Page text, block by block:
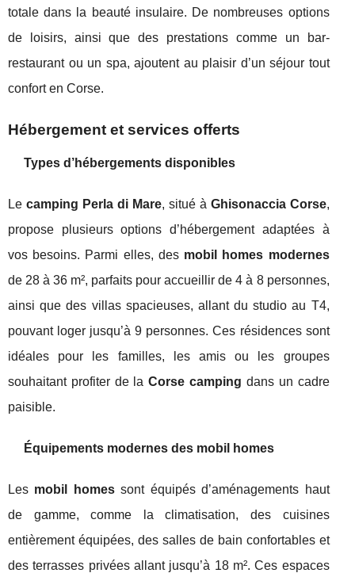
totale dans la beauté insulaire. De nombreuses options
de loisirs, ainsi que des prestations comme un bar-
restaurant ou un spa, ajoutent au plaisir d’un séjour tout
confort en Corse.
Hébergement et services offerts
Types d’hébergements disponibles
Le camping Perla di Mare, situé à Ghisonaccia Corse,
propose plusieurs options d’hébergement adaptées à
vos besoins. Parmi elles, des mobil homes modernes
de 28 à 36 m², parfaits pour accueillir de 4 à 8 personnes,
ainsi que des villas spacieuses, allant du studio au T4,
pouvant loger jusqu’à 9 personnes. Ces résidences sont
idéales pour les familles, les amis ou les groupes
souhaitant profiter de laCorse camping dans un cadre
paisible.
Équipements modernes des mobil homes
Les mobil homessont équipés d’aménagements haut
de gamme, comme la climatisation, des cuisines
entièrement équipées, des salles de bain confortables et
des terrasses privées allant jusqu’à 18 m². Ces espaces